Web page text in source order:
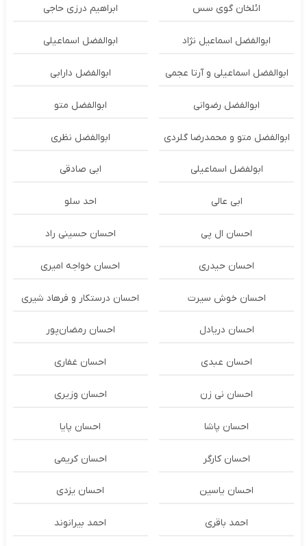
ائلخان گوی سس ابراهیم درزی حاجی
ابوالفضل اسماعیل نژاد ابوالفضل اسماعیلی
ابوالفضل اسماعیلی و آرتا عجمی ابوالفضل دارابی
ابوالفضل رضوانی ابوالفضل متو
ابوالفضل متو و محمدرضا گلردی ابوالفضل نظری
ابولفضل اسماعیلی ابی صادقی
ابی عالی احد سلو
احسان ال پی احسان حسینی راد
احسان حیدری احسان خواجه امیری
احسان خوش سیرت احسان درستكار و فرهاد شيرى
احسان دریادل احسان رمضان‌پور
احسان عبدی احسان غفاری
احسان نی زن احسان وزیری
احسان پاشا احسان پایا
احسان کارگر احسان کریمی
احسان یاسین احسان یزدی
احمد باقری احمد بیرانوند